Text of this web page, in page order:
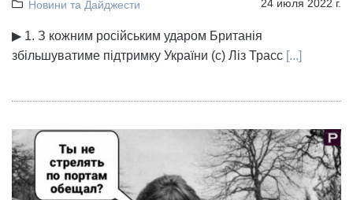
Новини та Дайджести 24 июля 2022 г.
▶ 1. З кожним російським ударом Британія
збільшуватиме підтримку України (с) Ліз Трасс [...]